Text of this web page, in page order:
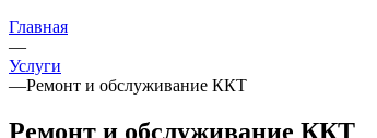
Главная
—
Услуги
—Ремонт и обслуживание ККТ
Ремонт и обслуживание ККТ